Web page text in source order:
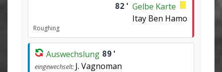
82' Gelbe Karte
Itay Ben Hamo
Roughing
Auswechslung 89'
eingewechselt: J. Vagnoman